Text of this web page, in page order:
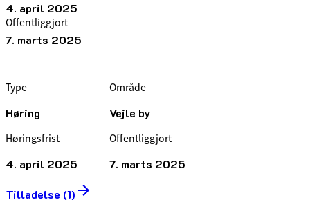
4. april 2025
Offentliggjort
7. marts 2025
Type
Høring
Område
Vejle by
Høringsfrist
4. april 2025
Offentliggjort
7. marts 2025
Tilladelse (1)